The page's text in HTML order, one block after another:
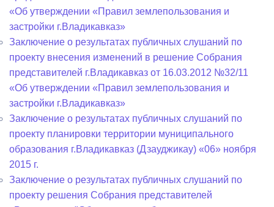
«Об утверждении «Правил землепользования и
застройки г.Владикавказ»
Заключение о результатах публичных слушаний по
проекту внесения изменений в решение Собрания
представителей г.Владикавказ от 16.03.2012 №32/11
«Об утверждении «Правил землепользования и
застройки г.Владикавказ»
Заключение о результатах публичных слушаний по
проекту планировки территории муниципального
образования г.Владикавказ (Дзауджикау) «06» ноября
2015 г.
Заключение о результатах публичных слушаний по
проекту решения Собрания представителей